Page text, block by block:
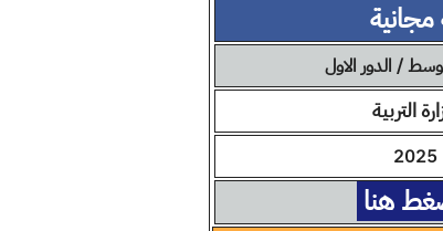
/ الدور الاول
التربية
2025
هنا